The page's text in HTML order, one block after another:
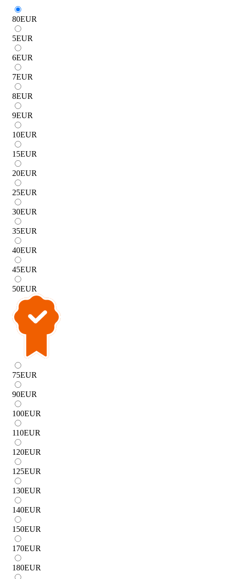
80EUR
5EUR
6EUR
7EUR
8EUR
9EUR
10EUR
15EUR
20EUR
25EUR
30EUR
35EUR
40EUR
45EUR
50EUR
75EUR
90EUR
100EUR
110EUR
120EUR
125EUR
130EUR
140EUR
150EUR
170EUR
180EUR